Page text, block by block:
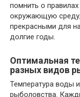
помнить о
окружающую среду,
прекрасными для
долгие годы.
Оптимальная
разных видов
Температура воды
рыболовства.